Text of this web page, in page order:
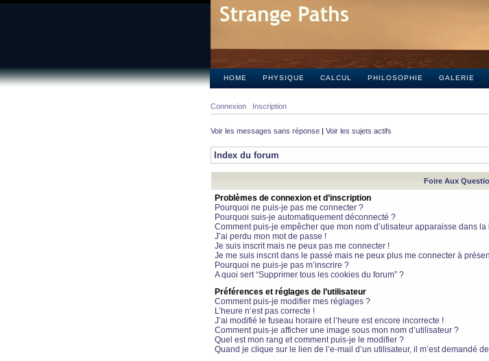
HOME PHYSIQUE CALCUL PHILOSOPHIE GALERIE
Connexion Inscription
Voir les messages sans réponse | Voir les sujets actifs
Index du forum
Foire Aux
Problèmes de connexion et d’inscription
Pourquoi ne puis-je pas me connecter ?
Pourquoi suis-je automatiquement déconnecté ?
Comment puis-je empêcher que mon nom d’utisateur apparaisse dans
J’ai perdu mon mot de passe !
Je suis inscrit mais ne peux pas me connecter !
Je me suis inscrit dans le passé mais ne peux plus me connecter à
Pourquoi ne puis-je pas m’inscrire ?
A quoi sert “Supprimer tous les cookies du forum” ?
Préférences et réglages de l’utilisateur
Comment puis-je modifier mes réglages ?
L’heure n’est pas correcte !
J’ai modifié le fuseau horaire et l’heure est encore incorrecte !
Comment puis-je afficher une image sous mon nom d’utilisateur ?
Quel est mon rang et comment puis-je le modifier ?
Quand je clique sur le lien de l’e-mail d’un utilisateur, il m’est demandé